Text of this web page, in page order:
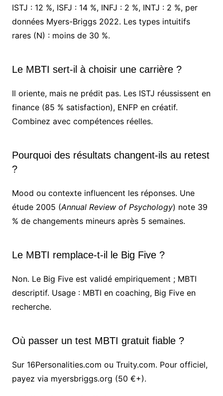
ISTJ : 12 %, ISFJ : 14 %, INFJ : 2 %, INTJ : 2 %, per
données Myers-Briggs 2022. Les types intuitifs
rares (N) : moins de 30 %.
Le MBTI sert-il à choisir une carrière ?
Il oriente, mais ne prédit pas. Les ISTJ réussissent en
finance (85 % satisfaction), ENFP en créatif.
Combinez avec compétences réelles.
Pourquoi des résultats changent-ils au retest
?
Mood ou contexte influencent les réponses. Une
étude 2005 (Annual Review of Psychology) note 39
% de changements mineurs après 5 semaines.
Le MBTI remplace-t-il le Big Five ?
Non. Le Big Five est validé empiriquement ; MBTI
descriptif. Usage : MBTI en coaching, Big Five en
recherche.
Où passer un test MBTI gratuit fiable ?
Sur 16Personalities.com ou Truity.com. Pour officiel,
payez via myersbriggs.org (50 €+).